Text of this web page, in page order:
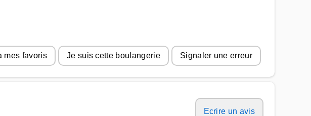
mes favoris Je suis cette boulangerie Signaler une erreur
Ecrire un avis